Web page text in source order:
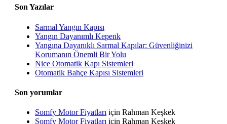
Son Yazılar
Sarmal Yangın Kapısı
Yangın Dayanımlı Kepenk
Yangına Dayanıklı Sarmal Kapılar: Güvenliğinizi
Korumanın Önemli Bir Yolu
Nice Otomatik Kapı Sistemleri
Otomatik Bahçe Kapısı Sistemleri
Son yorumlar
Somfy Motor Fiyatları için Rahman Keşkek
Somfy Motor Fiyatları için Rahman Keşkek